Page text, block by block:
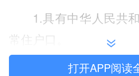
1.具有中华人民共
常住户口。
2.办理了失业登记
打开APP阅读